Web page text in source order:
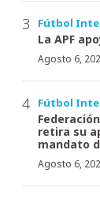
Fútbol
La APF
Agosto 6,
Fútbol
retira su
mandato
Agosto 6,